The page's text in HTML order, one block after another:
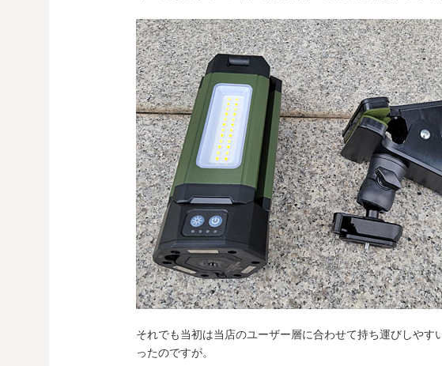
それでも当初は当店のユーザー層に合わせて持ち運びしや
ったのですが。